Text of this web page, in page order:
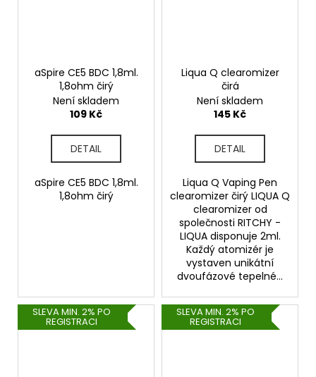
aSpire CE5 BDC 1,8ml.
1,8ohm čirý
Není skladem
109 Kč
DETAIL
aSpire CE5 BDC 1,8ml.
1,8ohm čirý
Liqua Q clearomizer
čirá
Není skladem
145 Kč
DETAIL
Liqua Q Vaping Pen
clearomizer čirý LIQUA Q
clearomizer od
společnosti RITCHY -
LIQUA disponuje 2ml.
Každý atomizér je
vystaven unikátní
dvoufázové tepelné...
SLEVA MIN. 2% PO
REGISTRACI
SLEVA MIN. 2% PO
REGISTRACI